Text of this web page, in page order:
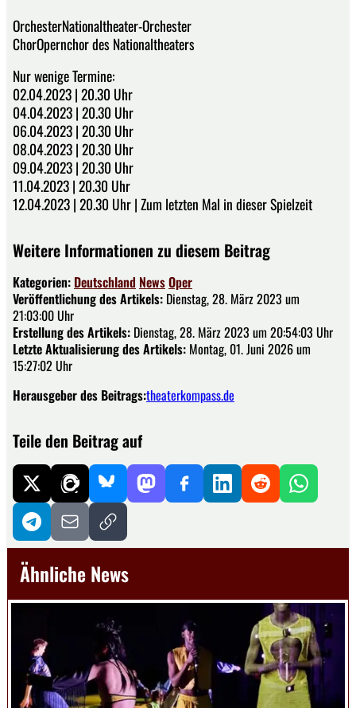
OrchesterNationaltheater-Orchester
ChorOpernchor des Nationaltheaters
Nur wenige Termine:
02.04.2023 | 20.30 Uhr
04.04.2023 | 20.30 Uhr
06.04.2023 | 20.30 Uhr
08.04.2023 | 20.30 Uhr
09.04.2023 | 20.30 Uhr
11.04.2023 | 20.30 Uhr
12.04.2023 | 20.30 Uhr | Zum letzten Mal in dieser Spielzeit
Weitere Informationen zu diesem Beitrag
Kategorien: Deutschland NewsOper
Veröffentlichung des Artikels: Dienstag, 28. März 2023 um
21:03:00 Uhr
Erstellung des Artikels: Dienstag, 28. März 2023 um 20:54:03 Uhr
Letzte Aktualisierung des Artikels: Montag, 01. Juni 2026 um
15:27:02 Uhr
Herausgeber des Beitrags:theaterkompass.de
Teile den Beitrag auf
Ähnliche News